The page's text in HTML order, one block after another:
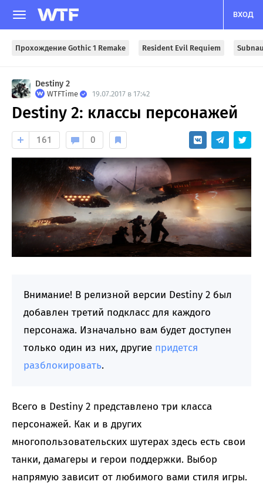
ВХОД
Прохождение Gothic 1 Remake Resident Evil Requiem
Destiny 2
WTFTime 19.07.2017 в 17:42
Destiny 2: классы персонажей
161 0
Внимание! В релизной версии Destiny 2 был
добавлен третий подкласс для каждого
персонажа. Изначально вам будет доступен
только один из них, другие придется
разблокировать.
Всего в Destiny 2 представлено три класса
персонажей. Как и в других
многопользовательских шутерах здесь есть свои
танки, дамагеры и герои поддержки. Выбор
напрямую зависит от любимого вами стиля игры.